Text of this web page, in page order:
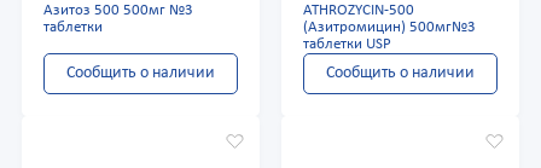
Азитоз 500 500мг №3
таблетки
Сообщить о наличии
ATHROZYCIN-500
(Азитромицин) 500мг№3
таблетки USP
Сообщить о наличии